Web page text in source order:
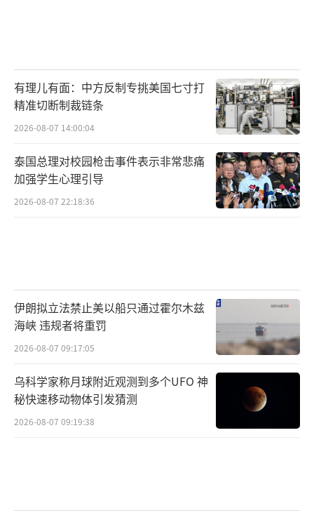
有理儿有面：中方反制专挑美国七寸打
精准切断制裁链条
2026-08-07 14:00:04
泰国总理对校园枪击事件表示非常悲痛
加强学生心理引导
2026-08-07 22:18:36
伊朗拟立法禁止美以船只通过霍尔木兹
海峡 违规者将重罚
2026-08-07 09:17:05
乌科学家称月球附近观测到多个UFO 神
秘快速移动物体引发猜测
2026-08-07 09:19:38